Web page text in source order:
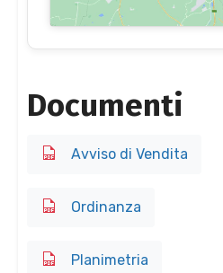
Documenti
Avviso di Vendita
Ordinanza
Planimetria